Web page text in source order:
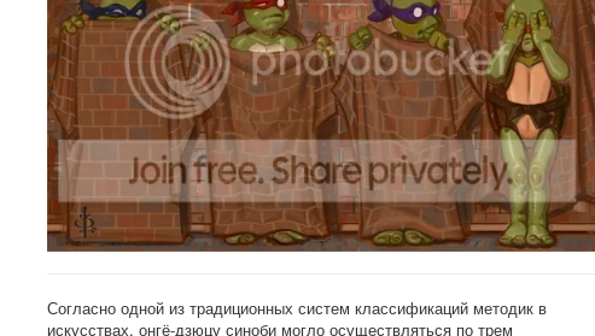
Согласно одной из традиционных систем классификаций методик в
искусствах, онгё-дзюцу синоби могло осуществляться по трем